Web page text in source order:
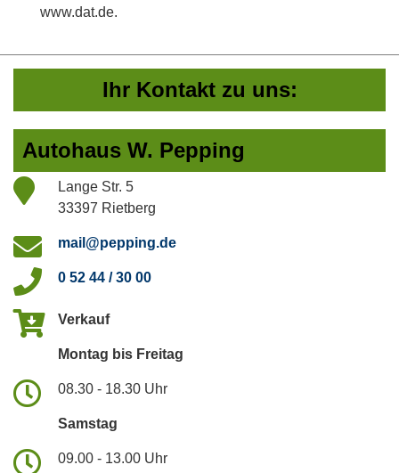
www.dat.de.
Ihr Kontakt zu uns:
Autohaus W. Pepping
Lange Str. 5
33397 Rietberg
mail@pepping.de
0 52 44 / 30 00
Verkauf
Montag bis Freitag
08.30 - 18.30 Uhr
Samstag
09.00 - 13.00 Uhr